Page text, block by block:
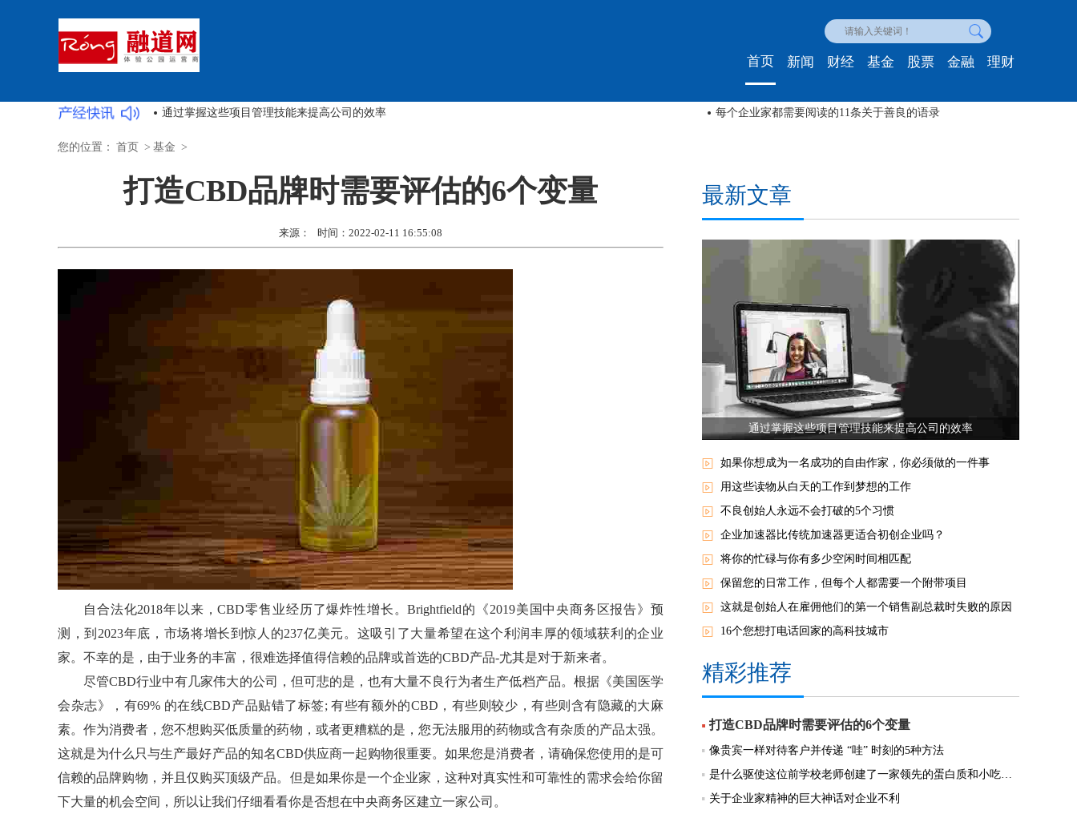
首页 新闻 财经 基金 股票 金融 理财
关于善良的语录
您的位置： 首页 > 基金 >
打造CBD品牌时需要评估的6个变量
来源： 时间：2022-02-11 16:55:08
自合法化2018年以来，CBD零售业经历了爆炸性增长。Brightfield的《2019美国中央商务区报告》预
测，到2023年底，市场将增长到惊人的237亿美元。这吸引了大量希望在这个利润丰厚的领域获利的企业
家。不幸的是，由于业务的丰富，很难选择值得信赖的品牌或首选的CBD产品-尤其是对于新来者。
尽管CBD行业中有几家伟大的公司，但可悲的是，也有大量不良行为者生产低档产品。根据《美国医学
会杂志》，有69% 的在线CBD产品贴错了标签; 有些有额外的CBD，有些则较少，有些则含有隐藏的大麻
素。作为消费者，您不想购买低质量的药物，或者更糟糕的是，您无法服用的药物或含有杂质的产品太强。
这就是为什么只与生产最好产品的知名CBD供应商一起购物很重要。如果您是消费者，请确保您使用的是可
信赖的品牌购物，并且仅购买顶级产品。但是如果你是一个企业家，这种对真实性和可靠性的需求会给你留
下大量的机会空间，所以让我们仔细看看你是否想在中央商务区建立一家公司。
最新文章
通过掌握这些项目管理技能来提高公司的效率
如果你想成为一名成功的自由作家，你必须做的一件事
用这些读物从白天的工作到梦想的工作
不良创始人永远不会打破的5个习惯
企业加速器比传统加速器更适合初创企业吗？
将你的忙碌与你有多少空闲时间相匹配
保留您的日常工作，但每个人都需要一个附带项目
这就是创始人在雇佣他们的第一个销售副总裁时失败的原因
16个您想打电话回家的高科技城市
精彩推荐
打造CBD品牌时需要评估的6个变量
像贵宾一样对待客户并传递 “哇” 时刻的5种方法
是什么驱使这位前学校老师创建了一家领先的蛋白质和小吃店公司
关于企业家精神的巨大神话对企业不利